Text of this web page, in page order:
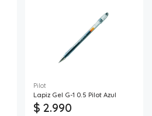
Pilot
Lapiz Gel G-1 0.5 Pilot Azul
$ 2.990